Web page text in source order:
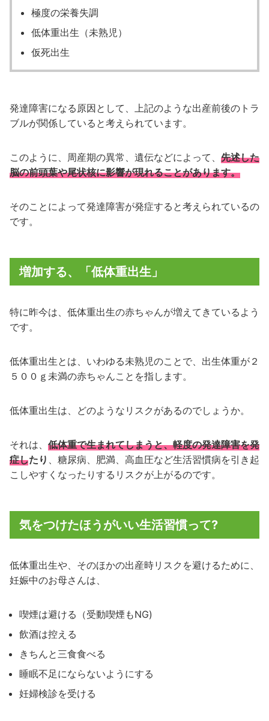
極度の栄養失調
低体重出生（未熟児）
仮死出生
発達障害になる原因として、上記のような出産前後のトラ
ブルが関係していると考えられています。
このように、周産期の異常、遺伝などによって、 先述した
脳の前頭葉や尾状核に影響が現れることがあります。
そのことによって発達障害が発症すると考えられているの
です。
増加する、「低体重出生」
特に昨今は、低体重出生の赤ちゃんが増えてきているよう
です。
低体重出生とは、いわゆる未熟児のことで、出生体重が２
５００ｇ未満の赤ちゃんことを指します。
低体重出生は、どのようなリスクがあるのでしょうか。
それは、 低体重で生まれてしまうと、軽度の発達障害を発
症したり 、糖尿病、肥満、高血圧など生活習慣病を引き起
こしやすくなったりするリスクが上がるのです。
気をつけたほうがいい生活習慣って?
低体重出生や、そのほかの出産時リスクを避けるために、
妊娠中のお母さんは、
喫煙は避ける（受動喫煙もNG)
飲酒は控える
きちんと三食食べる
睡眠不足にならないようにする
妊婦検診を受ける